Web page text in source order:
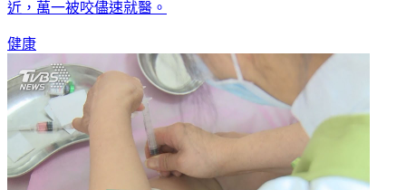
近，萬一被咬儘速就醫。
健康